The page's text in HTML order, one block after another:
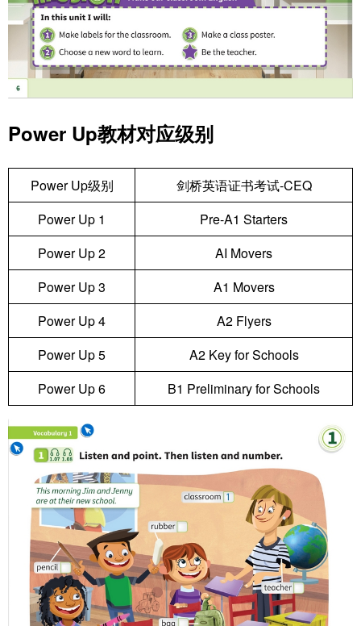
Power Up教材对应级别
Power Up级别
剑桥英语证书考试-CEQ
Power Up 1
Pre-A1 Starters
Power Up 2
AI Movers
Power Up 3
A1 Movers
Power Up 4
A2 Flyers
Power Up 5
A2 Key for Schools
Power Up 6
B1 Preliminary for Schools